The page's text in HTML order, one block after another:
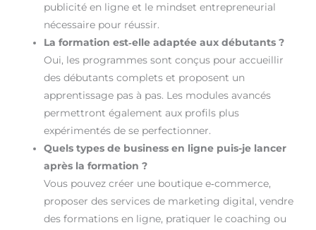
publicité en ligne et le mindset entrepreneurial
nécessaire pour réussir.
La formation est‑elle adaptée aux débutants ?
Oui, les programmes sont conçus pour accueillir
des débutants complets et proposent un
apprentissage pas à pas. Les modules avancés
permettront également aux profils plus
expérimentés de se perfectionner.
Quels types de business en ligne puis-je lancer
après la formation ?
Vous pouvez créer une boutique e‑commerce,
proposer des services de marketing digital, vendre
des formations en ligne, pratiquer le coaching ou